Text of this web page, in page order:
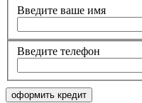
Введите ваше имя
Введите телефон